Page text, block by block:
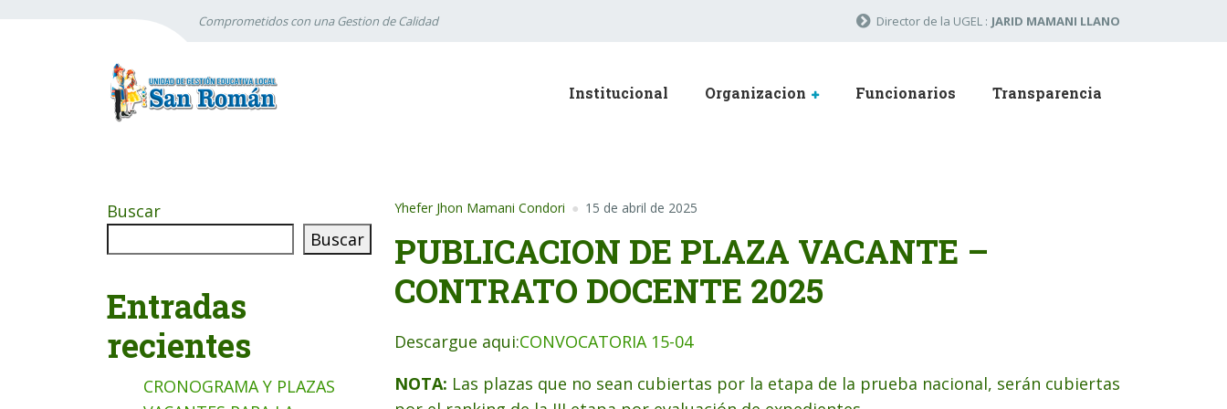
Comprometidos con una Gestion de Calidad Director de la UGEL : JARID MAMANI LLANO
Institucional Organizacion Funcionarios Transparencia
Yhefer Jhon Mamani Condori 15 de abril de 2025
PUBLICACION DE PLAZA VACANTE –
CONTRATO DOCENTE 2025
Descargue aqui:CONVOCATORIA 15-04
NOTA: Las plazas que no sean cubiertas por la etapa de la prueba nacional, serán cubiertas
Buscar
Buscar
Entradas
recientes
CRONOGRAMA Y PLAZAS